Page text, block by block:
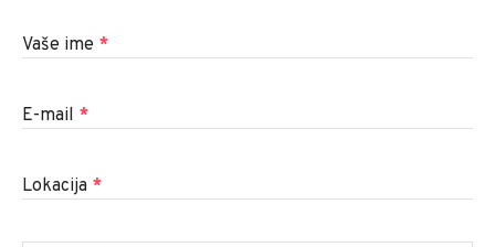
Vaše ime *
E-mail *
Lokacija *